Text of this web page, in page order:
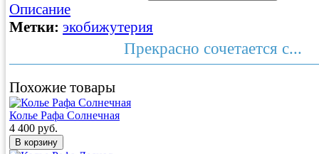
Описание
Метки: экобижутерия
Прекрасно сочетается с...
Похожие товары
Колье Рафа Солнечная
4 400 руб.